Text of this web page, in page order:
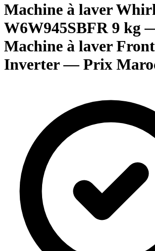
Machine à laver
W6W945SBFR 9 kg
Machine à laver
Inverter — Prix